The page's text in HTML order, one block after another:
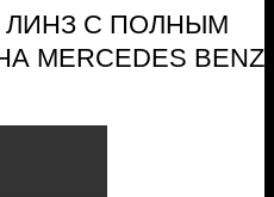
ЛИНЗ C ПОЛНЫМ
MERCEDES BENZ